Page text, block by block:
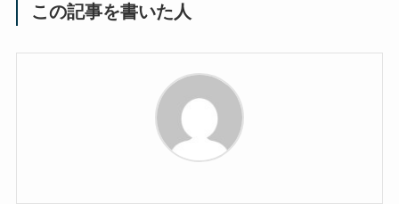
この記事を書いた人